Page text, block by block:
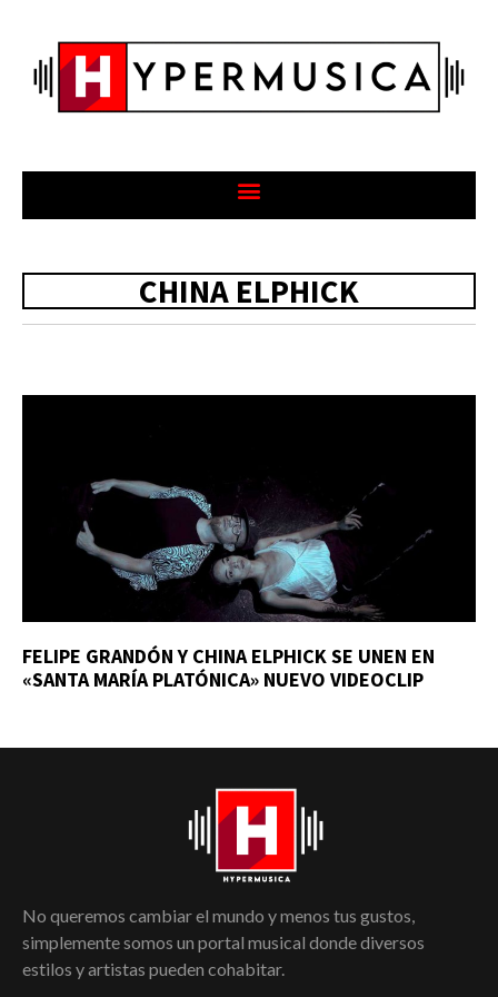
CHINA ELPHICK
FELIPE GRANDÓN Y CHINA ELPHICK SE UNEN EN
«SANTA MARÍA PLATÓNICA» NUEVO VIDEOCLIP
No queremos cambiar el mundo y menos tus gustos,
simplemente somos un portal musical donde diversos
estilos y artistas pueden cohabitar.